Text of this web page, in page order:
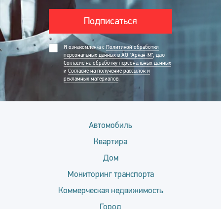
Подписаться
Я ознакомлен/а с Политикой обработки
персональных данных в АО "Аркан-М", даю
Согласие на обработку персональных данных
и Согласие на получение рассылок и
рекламных материалов.
Автомобиль
Квартира
Дом
Мониторинг транспорта
Коммерческая недвижимость
Город